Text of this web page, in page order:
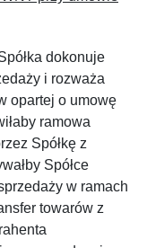
dokonuje
i rozważa
opartej o umowę
ramowa
Spółkę z
Spółce
w ramach
towarów z